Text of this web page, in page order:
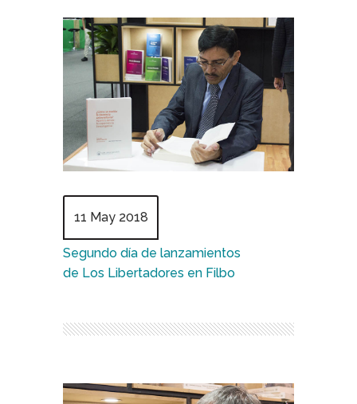
11 May 2018
Segundo día de lanzamientos
de Los Libertadores en Filbo